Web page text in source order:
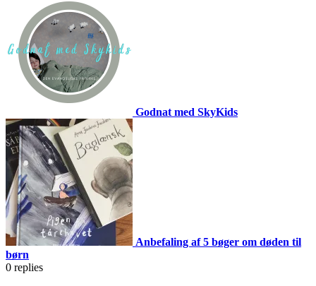
Godnat med SkyKids
Anbefaling af 5 bøger om døden til
børn
0 replies